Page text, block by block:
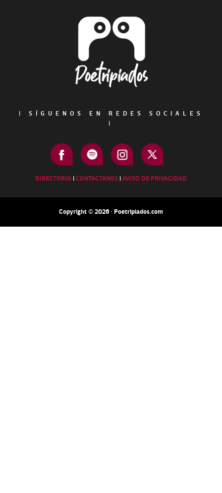
|
SÍGUENOS EN REDES SOCIALES
|
DIRECTORIO |CONTACTANOS |AVISO DE PRIVACIDAD
Copyright © 2026 · Poetripiados.com